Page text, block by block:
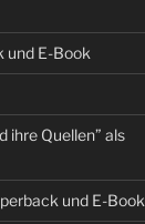
und E-Book
ihre Quellen” als
und E-Book